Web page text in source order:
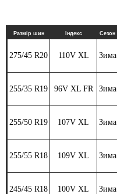
Размір шин Індекс Сезон
275/45 R20 110V XL Зима
255/35 R19 96V XL FR Зима
255/50 R19 107V XL Зима
255/55 R18 109V XL Зима
245/45 R18 100V XL Зима